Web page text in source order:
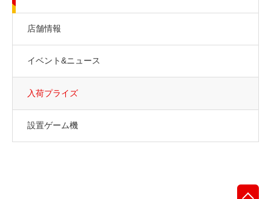
店舗情報
イベント&ニュース
入荷プライズ
設置ゲーム機